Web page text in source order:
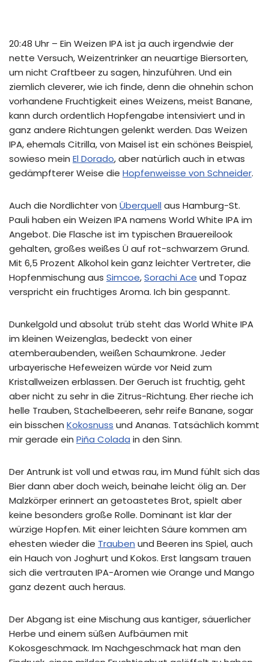
20:48 Uhr – Ein Weizen IPA ist ja auch irgendwie der
nette Versuch, Weizentrinker an neuartige Biersorten,
um nicht Craftbeer zu sagen, hinzuführen. Und ein
ziemlich cleverer, wie ich finde, denn die ohnehin schon
vorhandene Fruchtigkeit eines Weizens, meist Banane,
kann durch ordentlich Hopfengabe intensiviert und in
ganz andere Richtungen gelenkt werden. Das Weizen
IPA, ehemals Citrilla, von Maisel ist ein schönes Beispiel,
sowieso mein El Dorado, aber natürlich auch in etwas
gedämpfterer Weise die Hopfenweisse von Schneider.
Auch die Nordlichter von Überquell aus Hamburg-St.
Pauli haben ein Weizen IPA namens World White IPA im
Angebot. Die Flasche ist im typischen Brauereilook
gehalten, großes weißes Ü auf rot-schwarzem Grund.
Mit 6,5 Prozent Alkohol kein ganz leichter Vertreter, die
Hopfenmischung aus Simcoe,Sorachi Ace und Topaz
verspricht ein fruchtiges Aroma. Ich bin gespannt.
Dunkelgold und absolut trüb steht das World White IPA
im kleinen Weizenglas, bedeckt von einer
atemberaubenden, weißen Schaumkrone. Jeder
urbayerische Hefeweizen würde vor Neid zum
Kristallweizen erblassen. Der Geruch ist fruchtig, geht
aber nicht zu sehr in die Zitrus-Richtung. Eher rieche ich
helle Trauben, Stachelbeeren, sehr reife Banane, sogar
ein bisschen Kokosnuss und Ananas. Tatsächlich kommt
mir gerade ein Piña Colada in den Sinn.
Der Antrunk ist voll und etwas rau, im Mund fühlt sich das
Bier dann aber doch weich, beinahe leicht ölig an. Der
Malzkörper erinnert an getoastetes Brot, spielt aber
keine besonders große Rolle. Dominant ist klar der
würzige Hopfen. Mit einer leichten Säure kommen am
ehesten wieder die Trauben und Beeren ins Spiel, auch
ein Hauch von Joghurt und Kokos. Erst langsam trauen
sich die vertrauten IPA-Aromen wie Orange und Mango
ganz dezent auch heraus.
Der Abgang ist eine Mischung aus kantiger, säuerlicher
Herbe und einem süßen Aufbäumen mit
Kokosgeschmack. Im Nachgeschmack hat man den